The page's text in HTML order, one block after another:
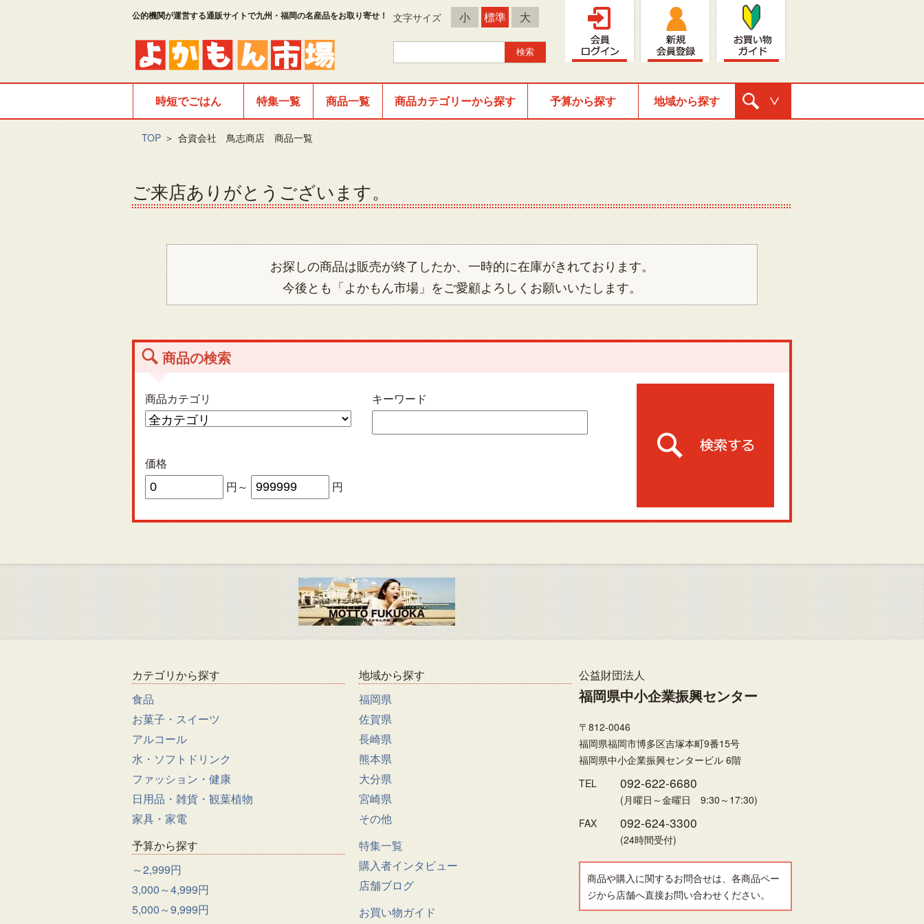
公的機関が運営する通販サイトで九州・福岡の名産品をお取り寄せ！ 文字サイズ 小 標準 大
時短でごはん 特集一覧 商品一覧 商品カテゴリーから探す 予算から探す 地域から探す
TOP ＞ 合資会社 鳥志商店 商品一覧
ご来店ありがとうございます。
お探しの商品は販売が終了したか、一時的に在庫がきれております。
今後とも「よかもん市場」をご愛顧よろしくお願いいたします。
商品の検索
商品カテゴリ キーワード
価格
円～
円
カテゴリから探す
食品
お菓子・スイーツ
アルコール
水・ソフトドリンク
ファッション・健康
日用品・雑貨・観葉植物
家具・家電
予算から探す
～2,999円
3,000～4,999円
5,000～9,999円
地域から探す
福岡県
佐賀県
長崎県
熊本県
大分県
宮崎県
その他
特集一覧
購入者インタビュー
店舗ブログ
お買い物ガイド
公益財団法人
福岡県中小企業振興センター
〒812-0046
福岡県福岡市博多区吉塚本町9番15号
福岡県中小企業振興センタービル 6階
TEL
092-622-6680
(月曜日～金曜日 9:30～17:30)
FAX
092-624-3300
(24時間受付)
商品や購入に関するお問合せは、各商品ペー
ジから店舗へ直接お問い合わせください。